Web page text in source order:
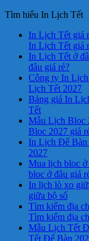
Tìm hiểu In Lịch Tết
In Lịch Tết giá
In Lịch Tết giá
In Lịch Tết ở
đâu giá rẻ?
Công ty In
Lịch Tết 2027
Bảng giá In
Tết
Mẫu Lịch Bloc
Bloc 2027 giá
In Lịch Để Bàn
2027
Mua lịch bloc ở
bloc ở đâu giá
In lịch lò xo
giữa bộ số
Tìm kiếm địa
Tìm kiếm địa
Mẫu Lịch Tết
Tết Để Bàn